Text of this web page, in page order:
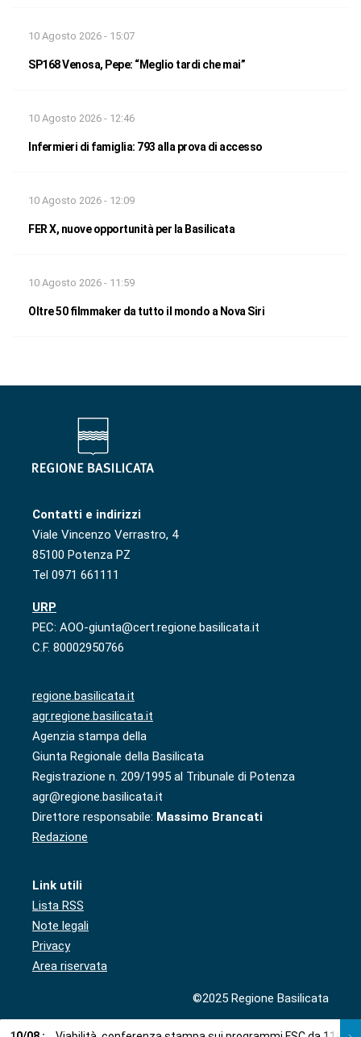
10 Agosto 2026 - 15:07
SP168 Venosa, Pepe: “Meglio tardi che mai”
10 Agosto 2026 - 12:46
Infermieri di famiglia: 793 alla prova di accesso
10 Agosto 2026 - 12:09
FER X, nuove opportunità per la Basilicata
10 Agosto 2026 - 11:59
Oltre 50 filmmaker da tutto il mondo a Nova Siri
Contatti e indirizzi
Viale Vincenzo Verrastro, 4
85100 Potenza PZ
Tel 0971 661111
URP
PEC: AOO-giunta@cert.regione.basilicata.it
C.F. 80002950766
regione.basilicata.it
agr.regione.basilicata.it
Agenzia stampa della
Giunta Regionale della Basilicata
Registrazione n. 209/1995 al Tribunale di Potenza
agr@regione.basilicata.it
Direttore responsabile: Massimo Brancati
Redazione
Link utili
Lista RSS
Note legali
Privacy
Area riservata
©2025 Regione Basilicata